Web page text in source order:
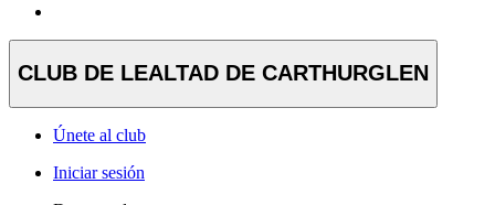
CLUB DE LEALTAD DE CARTHURGLEN
Únete al club
Iniciar sesión